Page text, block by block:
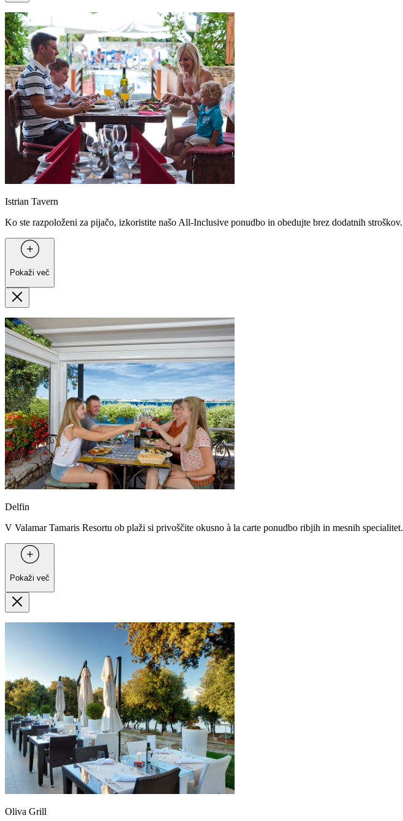
Istrian Tavern
Ko ste razpoloženi za pijačo, izkoristite našo All-Inclusive ponudbo in obedujte brez dodatnih stroškov.
Pokaži več
Delfin
V Valamar Tamaris Resortu ob plaži si privoščite okusno à la carte ponudbo ribjih in mesnih specialitet.
Pokaži več
Oliva Grill